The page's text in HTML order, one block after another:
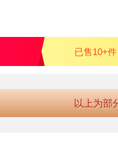
已售10+件
以上为部